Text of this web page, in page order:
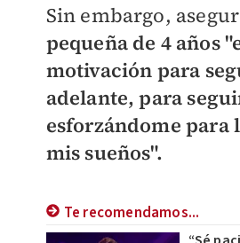
Sin embargo,
pequeña de 4 años
motivación para
adelante, para
esforzándome para
mis sueños".
Te recomendamos...